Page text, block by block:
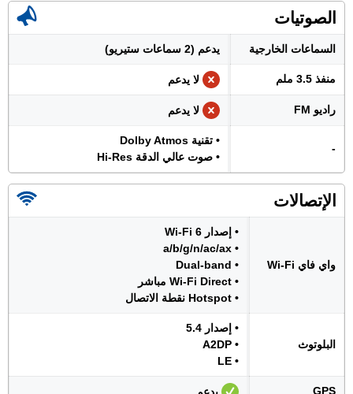
الصوتيات
السماعات الخارجية يدعم (2 سماعات ستيريو)
منفذ 3.5 ملم لا يدعم
راديو FM لا يدعم
-
• تقنية Dolby Atmos
• صوت عالي الدقة Hi-Res
الإتصالات
واي فاي Wi-Fi
• إصدار Wi-Fi 6
• a/b/g/n/ac/ax
• Dual-band
• Wi-Fi Direct مباشر
• Hotspot نقطة الاتصال
البلوتوث
• إصدار 5.4
• A2DP
• LE
GPS